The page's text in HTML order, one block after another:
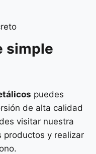
simple
puedes
de alta calidad
visitar nuestra
productos y realizar